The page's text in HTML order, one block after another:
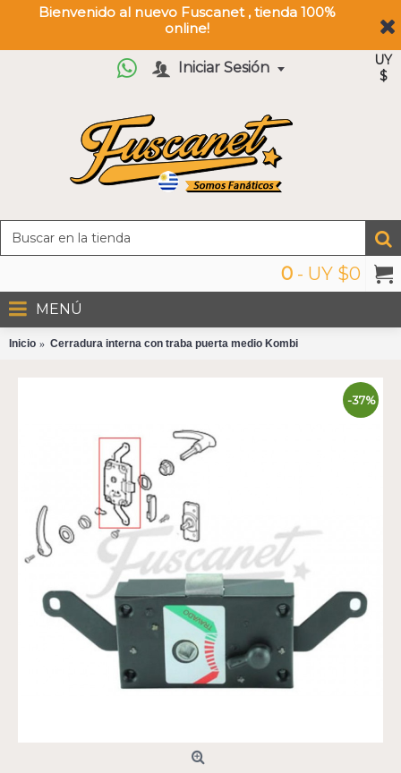
Bienvenido al nuevo Fuscanet , tienda 100%
online!
UY
$
Iniciar Sesión
0 - UY $0
MENÚ
Inicio Cerradura interna con traba puerta medio Kombi
-37%